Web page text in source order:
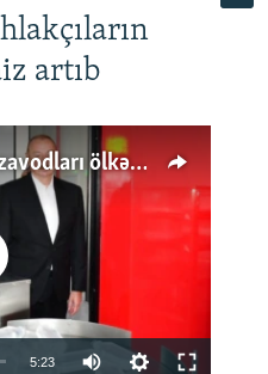
artıb
Ard-arda açılan dərman zavodları ölkənin tələbatını ödəyirmi?
available
5:23